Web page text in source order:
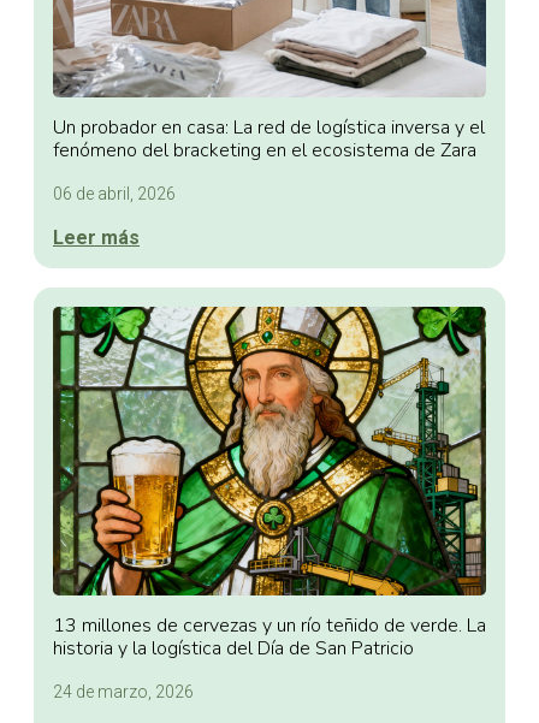
Un probador en casa: La red de logística inversa y el
fenómeno del bracketing en el ecosistema de Zara
06 de abril, 2026
Leer más
13 millones de cervezas y un río teñido de verde. La
historia y la logística del Día de San Patricio
24 de marzo, 2026